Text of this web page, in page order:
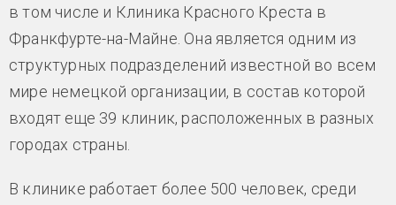
в том числе и Клиника Красного Креста в
Франкфурте-на-Майне. Она является одним из
структурных подразделений известной во всем
мире немецкой организации, в состав которой
входят еще 39 клиник, расположенных в разных
городах страны.
В клинике работает более 500 человек, среди